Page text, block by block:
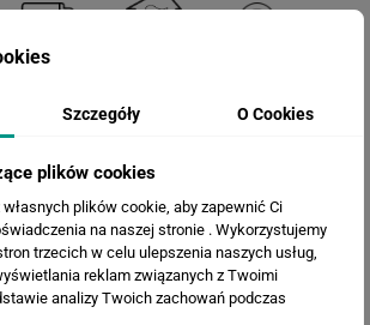
rabatem:260.34 zł
Rabat:
191.30 zł
Szczegóły O Cookies
plików cookies
plików cookie, aby zapewnić Ci
na naszej stronie . Wykorzystujemy
trzecich w celu ulepszenia naszych usług,
reklam związanych z Twoimi
analizy Twoich zachowań podczas